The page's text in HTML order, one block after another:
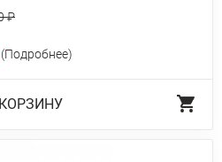
₽
(Подробнее)